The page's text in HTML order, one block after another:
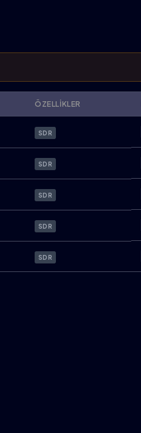
ÖZELLIKLER
SDR
SDR
SDR
SDR
SDR